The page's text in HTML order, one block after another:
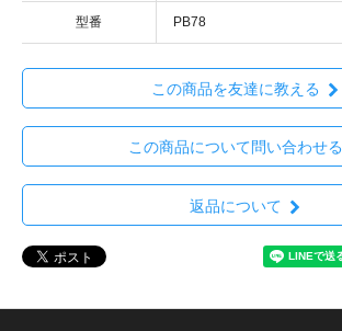
型番 PB78
この商品を友達に教える
この商品について問い合わせる
返品について